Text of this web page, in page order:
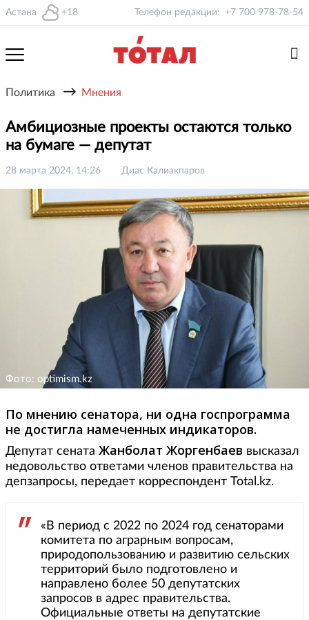
Астана +18 Телефон редакции: +7 700 978-78-54
Политика → Мнения
Амбициозные проекты остаются только
на бумаге — депутат
28 марта 2024, 14:26 Диас Калиакпаров
Фото: optimism.kz
По мнению сенатора, ни одна госпрограмма
не достигла намеченных индикаторов.
Депутат сената Жанболат Жоргенбаев высказал
недовольство ответами членов правительства на
депзапросы, передает корреспондент Total.kz.
«В период с 2022 по 2024 год сенаторами
комитета по аграрным вопросам,
природопользованию и развитию сельских
территорий было подготовлено и
направлено более 50 депутатских
запросов в адрес правительства.
Официальные ответы на депутатские